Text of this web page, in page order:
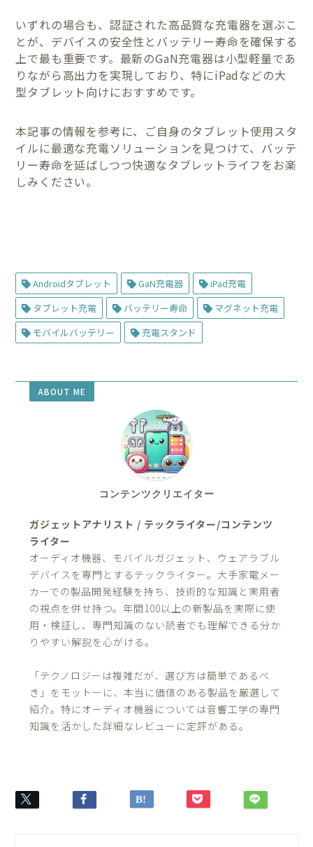
いずれの場合も、認証された高品質な充電器を選ぶこ
とが、デバイスの安全性とバッテリー寿命を確保する
上で最も重要です。最新のGaN充電器は小型軽量であ
りながら高出力を実現しており、特にiPadなどの大
型タブレット向けにおすすめです。
本記事の情報を参考に、ご自身のタブレット使用スタ
イルに最適な充電ソリューションを見つけて、バッテ
リー寿命を延ばしつつ快適なタブレットライフをお楽
しみください。
Androidタブレット GaN充電器
iPad充電
タブレット充電
バッテリー寿命
マグネット充電
モバイルバッテリー
充電スタンド
ABOUT ME
コンテンツクリエイター
ガジェットアナリスト / テックライター/コンテンツ
ライター
オーディオ機器、モバイルガジェット、ウェアラブル
デバイスを専門とするテックライター。大手家電メー
カーでの製品開発経験を持ち、技術的な知識と実用者
の視点を併せ持つ。年間100以上の新製品を実際に使
用・検証し、専門知識のない読者でも理解できる分か
りやすい解説を心がける。
「テクノロジーは複雑だが、選び方は簡単であるべ
き」をモットーに、本当に価値のある製品を厳選して
紹介。特にオーディオ機器については音響工学の専門
知識を活かした詳細なレビューに定評がある。